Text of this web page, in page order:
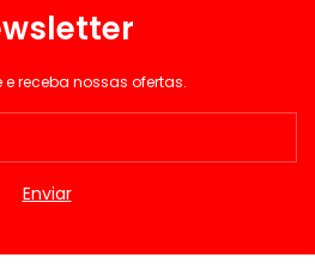
receba nossas ofertas.